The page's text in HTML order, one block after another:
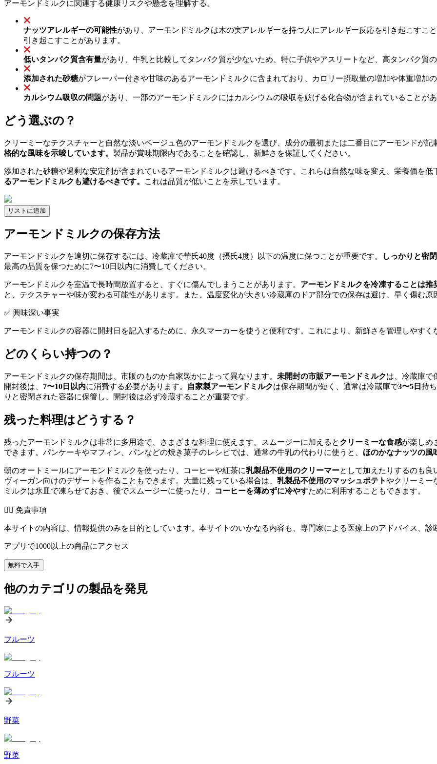
アーモンドミルクに関連する健康リスクや懸念を理解する。
ナッツアレルギーの可能性があり、アーモンドミルクは木の実アレルギーを持つ人にアレルギー反応を引き起こすこ
引き起こすことがあります。
低いタンパク質含有量があり、牛乳と比較してタンパク質が少ないため、特に子供やアスリートなど、高タンパク質
添加された砂糖がフレーバー付きや甘味のあるアーモンドミルクに含まれており、カロリー摂取量の増加や体重増加
カルシウム吸収の問題があり、一部のアーモンドミルクにはカルシウムの吸収を妨げる化合物が含まれていることが
どう選ぶの？
クリーミーなテクスチャーと自然な淡いベージュ色のアーモンドミルクを選び、成分の最初または二番目にアーモンドが
格的な風味を示唆しています。 製品が賞味期限内であることを確認し、新鮮さを保証してください。
添加された砂糖や過剰な安定剤が含まれているアーモンドミルクは避けるべきです。これらは自然な味を変え、栄養価を低
るアーモンドミルクも避けるべきです。
これは品質が低いことを示しています。
リストに追加
アーモンドミルクの保存方法
アーモンドミルクを適切に保存するには、冷蔵庫で華氏40度（摂氏4度）以下の温度に保つことが重要です。
しっかりと密
最高の品質を保つために7〜10日以内に消費してください。
アーモンドミルクを室温で長時間放置すると、すぐに傷んでしまうことがあります。 アーモンドミルクを冷凍することは推
と、テクスチャーや味が変わる可能性があります。また、温度変化が大きい冷蔵庫のドア部分での保存は避け、早く傷む
✅ 興味深い事実
アーモンドミルクの容器に開封日を記入するために、永久マーカーを使うと便利です。これにより、新鮮さを管理しやすく
どのくらい持つの？
アーモンドミルクの保存期間は、市販のものか自家製かによって異なります。 未開封の市販アーモンドミルクは、冷蔵庫で
開封後は、 7〜10日以内に消費する必要があります。 自家製アーモンドミルクは保存期間が短く、通常は冷蔵庫で3〜5日 持
りと密閉された容器に保管し、開封後は必ず冷蔵することが重要です。
残った料理はどうする？
残ったアーモンドミルクは非常に多用途で、さまざまな料理に使えます。スムージーに加えると クリーミーな食感が楽しめ
できます。パンケーキやマフィン、パンなどの焼き菓子のレシピでは、通常の牛乳の代わりに使うと、 ほのかなナッツの風
朝のオートミールにアーモンドミルクを使ったり、コーヒーや紅茶に乳製品不使用のクリーマーとして加えたりするのも
ヴィーガン向けのデザートを作ることもできます。大量に残っている場合は、 乳製品不使用のマッシュポテトやクリーミー
ミルクは氷皿で凍らせておき、後でスムージーに使ったり、
コーヒーを薄めずに冷やすために利用することもできます。
👨‍⚕️️ 免責事項
本サイトの内容は、情報提供のみを目的としています。本サイトのいかなる内容も、専門家による医療上のアドバイス、
アプリで1000以上の商品にアクセス
無料で入手
他のカテゴリの製品を発見
フルーツ
フルーツ
野菜
野菜